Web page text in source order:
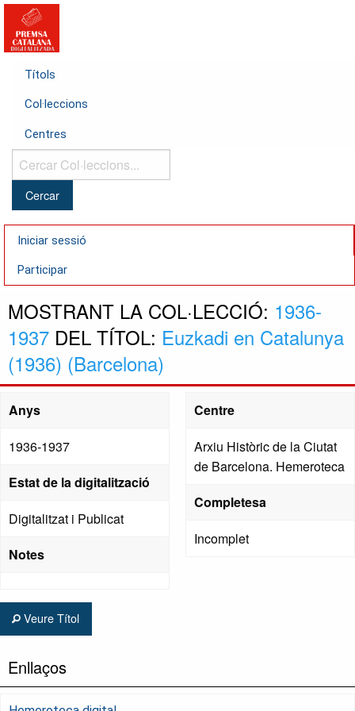
Títols
Col·leccions
Centres
Cercar
Col·leccions...
Iniciar sessió
Participar
MOSTRANT LA COL·LECCIÓ: 1936-
1937 DEL TÍTOL: Euzkadi en Catalunya
(1936) (Barcelona)
Anys
1936-1937
Estat de la digitalització
Digitalitzat i Publicat
Notes
Centre
Arxiu Històric de la Ciutat
de Barcelona. Hemeroteca
Completesa
Incomplet
Veure Títol
Enllaços